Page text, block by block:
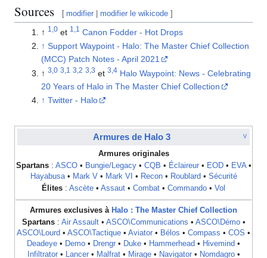
Sources [ modifier |modifier le wikicode ]
↑ 1,0et 1,1
Canon Fodder - Hot Drops
↑ Support Waypoint - Halo: The Master Chief Collection
(MCC) Patch Notes - April 2021
↑ 3,0 3,1 3,2 3,3 et 3,4 Halo Waypoint: News - Celebrating
20 Years of Halo in The Master Chief Collection
↑ Twitter - Halo
V
Armures de Halo 3
Armures originales
Spartans: ASCO• Bungie/Legacy• CQB • Éclaireur• EOD• EVA•
Hayabusa• Mark V • Mark VI • Recon• Roublard • Sécurité
Élites : Ascète • Assaut • Combat • Commando • Vol
Armures exclusives à Halo : The Master Chief Collection
Spartans: Air Assault• ASCO\Communications • ASCO\Démo•
ASCO\Lourd • ASCO\Tactique • Aviator • Bélos • Compass • COS •
Deadeye • Demo • Drengr • Duke • Hammerhead • Hivemind •
Infiltrator• Lancer• Malfrat• Mirage• Navigator• Nomdagro•